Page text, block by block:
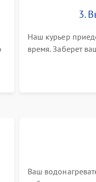
3.
Наш курьер
время. Заберет
на склад для
Ваш